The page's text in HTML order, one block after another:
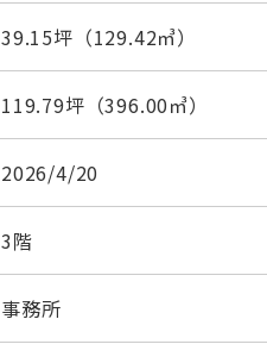
39.15坪（129.42㎥）
119.79坪（396.00㎥）
2026/4/20
3階
事務所